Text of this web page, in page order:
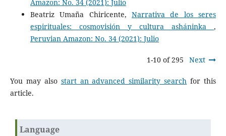
Amazon: No. 34 (2021): Julio
Beatriz Umaña Chiricente, Narrativa de los seres
espirituales: cosmovisión y cultura asháninka,
Peruvian Amazon: No. 34 (2021): Julio
1-10 of 295 Next
You may also start an advanced similarity search for this
article.
Language